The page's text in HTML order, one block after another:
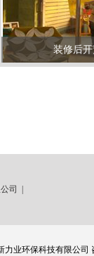
装修后
司 |
业环保科技有限公司